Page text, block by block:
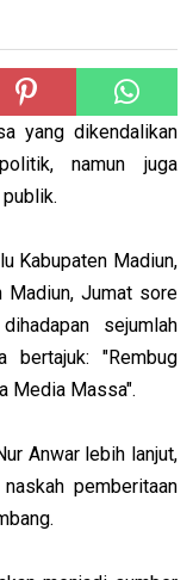
yang dikendalikan
namun juga
Kabupaten Madiun,
Madiun, Jumat sore
sejumlah
bertajuk: "Rembug
Media Massa".
Anwar lebih lanjut,
pemberitaan